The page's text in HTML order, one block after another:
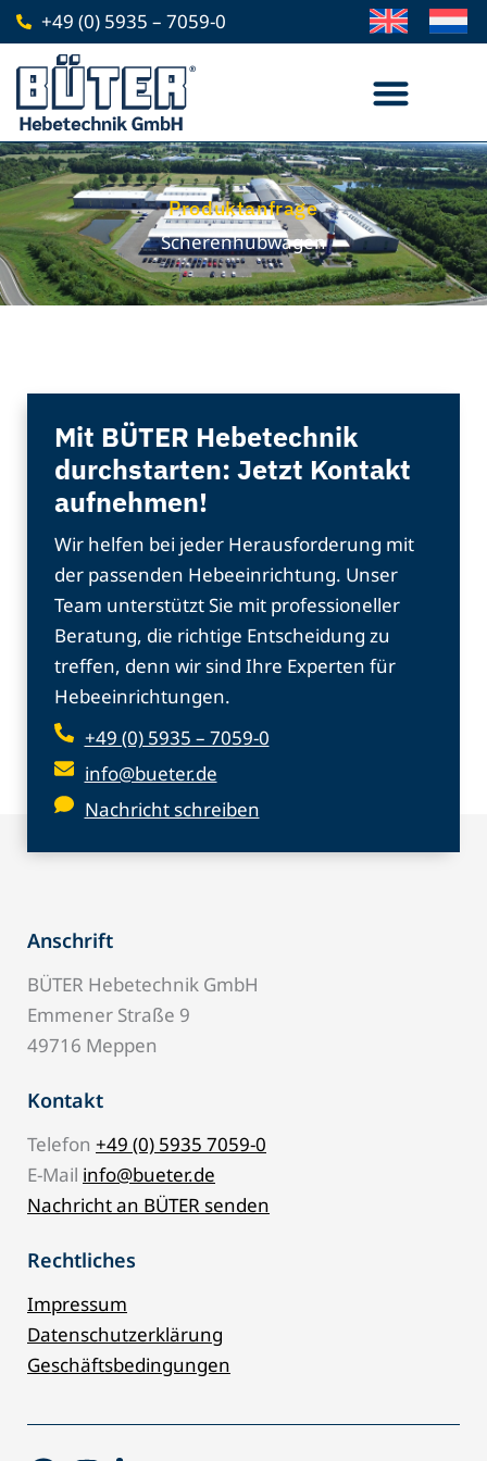
Zum
Inhalt
springen
+49 (0) 5935 – 7059-0
Produktanfrage
Scherenhubwagen
Mit BÜTER Hebetechnik
durchstarten: Jetzt Kontakt
aufnehmen!
Wir helfen bei jeder Herausforderung mit
der passenden Hebeeinrichtung. Unser
Team unterstützt Sie mit professioneller
Beratung, die richtige Entscheidung zu
treffen, denn wir sind Ihre Experten für
Hebeeinrichtungen.
+49 (0) 5935 – 7059-0
info@bueter.de
Nachricht schreiben
Anschrift
BÜTER Hebetechnik GmbH
Emmener Straße 9
49716 Meppen
Kontakt
Telefon +49 (0) 5935 7059-0
E-Mail info@bueter.de
Nachricht an BÜTER senden
Rechtliches
Impressum
Datenschutzerklärung
Geschäftsbedingungen